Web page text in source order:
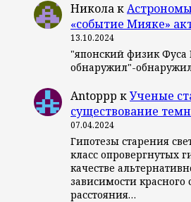
Николак
«событие Мияке»
13.10.2024
"японский физик Фуса
обнаружил"-
Antoppp кУченые
существование
07.04.2024
Гипотезы старения
класс опровергнутых
качестве
зависимости
расстояния…